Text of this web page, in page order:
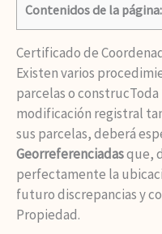
Contenidos de la página:
Certificado de
Existen varios
parcelas o
modificación registral
sus parcelas, deberá
Georreferenciadasque,
perfectamente la
futuro discrepancias y
Propiedad.